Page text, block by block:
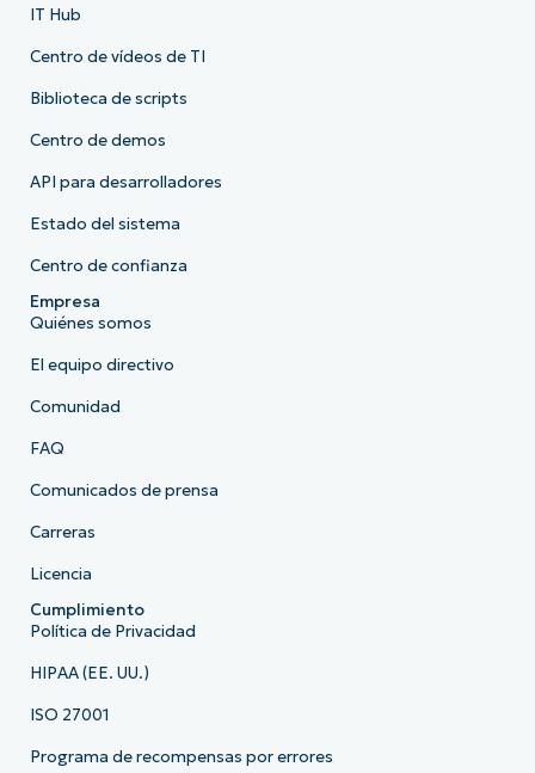
IT Hub
Centro de vídeos de TI
Biblioteca de scripts
Centro de demos
API para desarrolladores
Estado del sistema
Centro de confianza
Empresa
Quiénes somos
El equipo directivo
Comunidad
FAQ
Comunicados de prensa
Carreras
Licencia
Cumplimiento
Política de Privacidad
HIPAA (EE. UU.)
ISO 27001
Programa de recompensas por errores